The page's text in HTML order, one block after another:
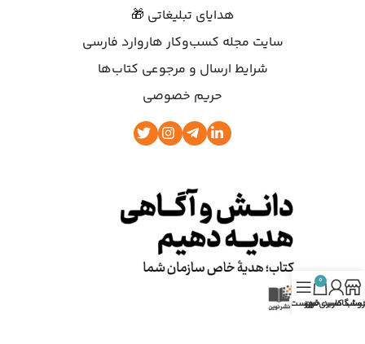
هدایای تبلیغاتی 🎁
سایت مجله کسب‌وکار هاروارد فارسی
شرایط ارسال و مرجوعی کتاب‌ها
حریم خصوصی
کاربری من
0
سبد خریدفهرست